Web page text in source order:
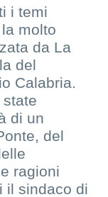
i temi
molto
da La
del
Calabria.
di un
del
ragioni
il sindaco di